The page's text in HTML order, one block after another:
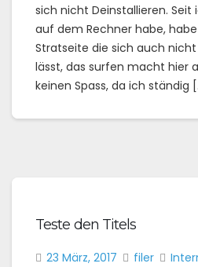
sich nicht Deinstallieren. Seit
auf dem Rechner habe,
Stratseite die sich auch
lässt, das surfen macht hier
keinen Spass, da ich ständig
Teste den Titels
23 März, 2017 filer